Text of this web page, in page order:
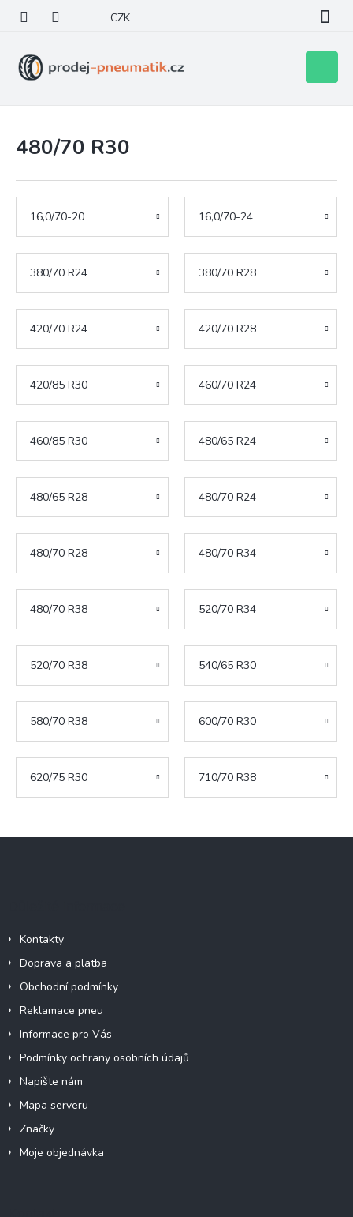
obsah
CZK
košík
480/70 R30
16,0/70-20 16,0/70-24
380/70 R24 380/70 R28
420/70 R24 420/70 R28
420/85 R30 460/70 R24
460/85 R30 480/65 R24
480/65 R28 480/70 R24
480/70 R28 480/70 R34
480/70 R38 520/70 R34
520/70 R38 540/65 R30
580/70 R38 600/70 R30
620/75 R30 710/70 R38
Kontakty
Doprava a platba
Obchodní podmínky
Reklamace pneu
Informace pro Vás
Podmínky ochrany osobních údajů
Napište nám
Mapa serveru
Značky
Moje objednávka